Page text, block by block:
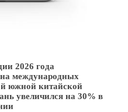
2026 года
международных
южной китайской
увеличился на 30% в